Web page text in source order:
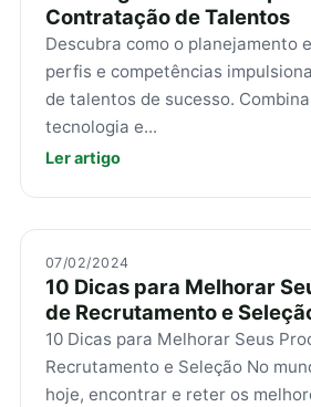
Contratação de Talentos
Descubra como o planejamento
perfis e competências
de talentos de sucesso.
tecnologia e...
Ler artigo
07/02/2024
10 Dicas para Melhorar
de Recrutamento e
10 Dicas para Melhorar Seus
Recrutamento e Seleção No
hoje, encontrar e reter os